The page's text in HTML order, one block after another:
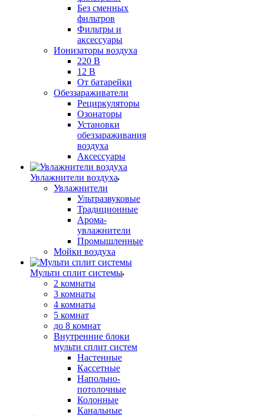
Без сменных
фильтров
Фильтры и
аксессуары
Ионизаторы воздуха
220 В
12 В
От батарейки
Обеззараживатели
Рециркуляторы
Озонаторы
Установки
обеззараживания
воздуха
Аксессуары
Увлажнители воздуха
Увлажнители
Ультразвуковые
Традиционные
Арома-
увлажнители
Промышленные
Мойки воздуха
Мульти сплит системы
2 комнаты
3 комнаты
4 комнаты
5 комнат
до 8 комнат
Внутренние блоки
мульти сплит систем
Настенные
Кассетные
Напольно-
потолочные
Колонные
Канальные